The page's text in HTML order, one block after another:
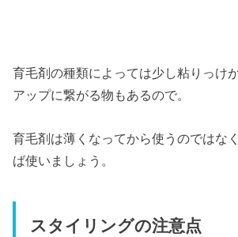
育毛剤の種類によっては少し粘りっけ
アップに繋がる物もあるので。
育毛剤は薄くなってから使うのではな
ば使いましょう。
スタイリングの注意点